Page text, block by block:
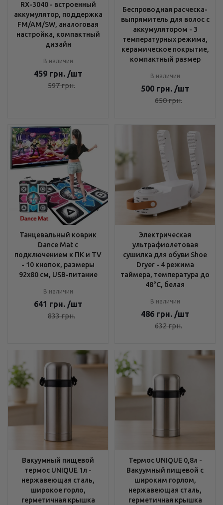
RX-3040 - встроенный
аккумулятор, поддержка
FM/AM/SW, аналоговая
настройка, компактный
дизайн
В наличии
459 грн. /шт
597грн.
Беспроводная расческа-
выпрямитель для волос с
аккумулятором - 3
температурных режима,
керамическое покрытие,
компактный размер
В наличии
500 грн. /шт
650грн.
Танцевальный коврик
Dance Mat с
подключением к ПК и TV
- 10 кнопок, размеры
92х80 см, USB-питание
В наличии
641 грн. /шт
833грн.
Электрическая
ультрафиолетовая
сушилка для обуви Shoe
Dryer - 4 режима
таймера, температура до
48°C, белая
В наличии
486 грн. /шт
632грн.
Вакуумный пищевой
термос UNIQUE 1л -
нержавеющая сталь,
широкое горло,
герметичная крышка
Термос UNIQUE 0,8л -
Вакуумный пищевой с
широким горлом,
нержавеющая сталь,
герметичная крышка